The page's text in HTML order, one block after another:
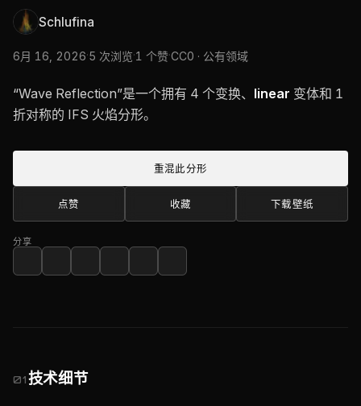
Schlufina
6月 16, 2026·5 次浏览·1 个赞·CC0 · 公有领域
“Wave Reflection”是一个拥有 4 个变换、 linear 变体和 1
折对称的 IFS 火焰分形。
重混此分形
点赞 收藏 下载壁纸
分享
01技术细节